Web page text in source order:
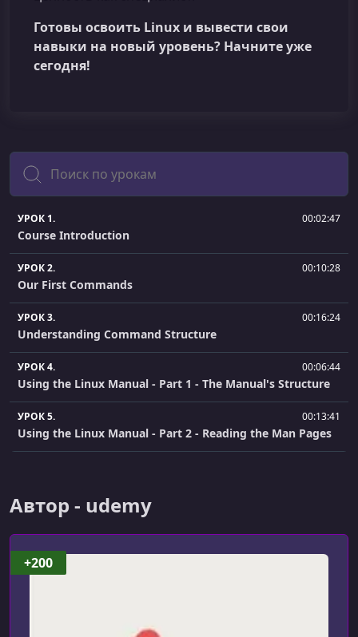
Готовы освоить Linux и вывести свои
навыки на новый уровень? Начните уже
сегодня!
Поиск
УРОК 1. 00:02:47
Course Introduction
УРОК 2. 00:10:28
Our First Commands
УРОК 3. 00:16:24
Understanding Command Structure
УРОК 4. 00:06:44
Using the Linux Manual - Part 1 - The Manual's Structure
УРОК 5. 00:13:41
Using the Linux Manual - Part 2 - Reading the Man Pages
УРОК 7.
Command Input and Output
УРОК 8.
Redirection - Part 2 - Standard Input + Standard Error
Автор - udemy
+200